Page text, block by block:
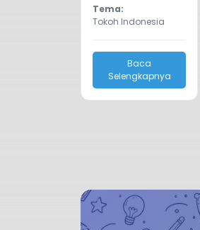
Tema:
Tokoh Indonesia
Baca
Selengkapnya